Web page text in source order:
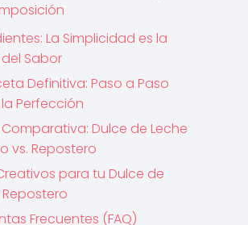
La Simplicidad es la
Sabor
Definitiva: Paso a Paso
Perfección
Dulce de Leche
vs. Repostero
para tu Dulce de
Frecuentes (FAQ)